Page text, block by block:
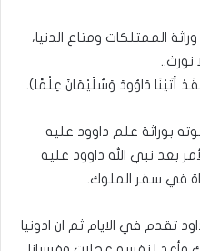
الممتلكات ومتاع الدنيا،
نورث..
آَتَيْنَا دَاوُودَ وَسُلَيْمَانَ عِلْمًا).
بوراثة علم داوود عليه
بعد نبي الله داوود عليه
في سفر الملوك.
تقدم في الايام ثم ان ادونيا